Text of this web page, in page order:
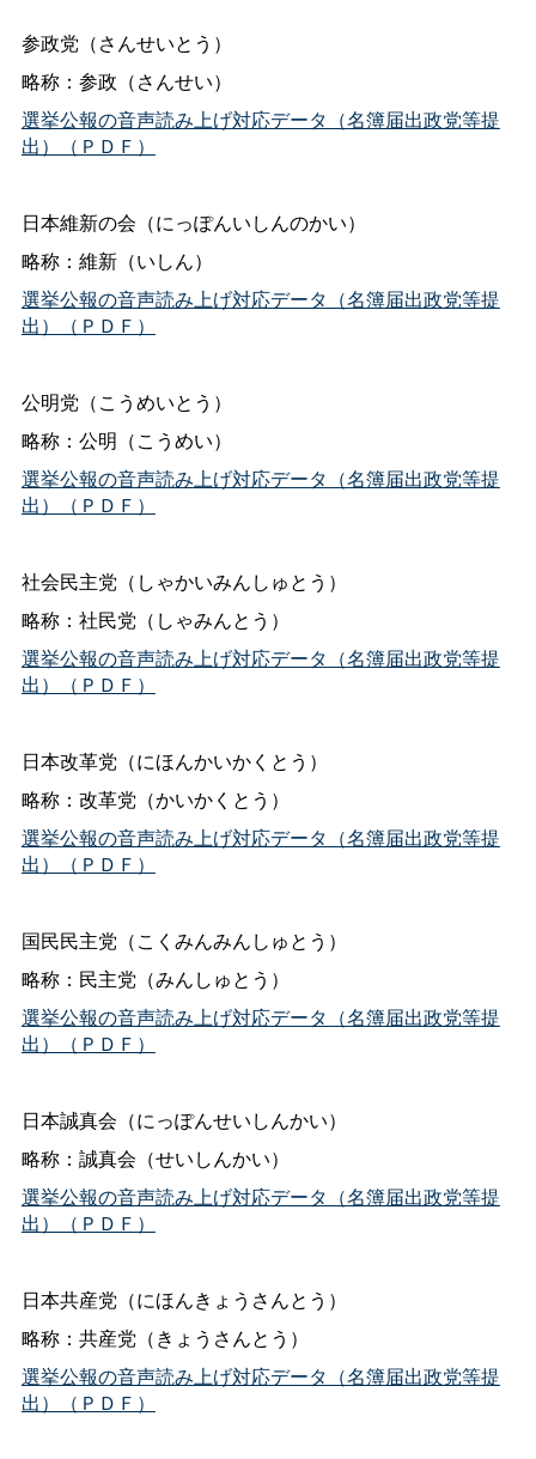
参政党（さんせいとう）
略称：参政（さんせい）
選挙公報の音声読み上げ対応データ（名簿届出政党等提
出）（ＰＤＦ）
日本維新の会（にっぽんいしんのかい）
略称：維新（いしん）
選挙公報の音声読み上げ対応データ（名簿届出政党等提
出）（ＰＤＦ）
公明党（こうめいとう）
略称：公明（こうめい）
選挙公報の音声読み上げ対応データ（名簿届出政党等提
出）（ＰＤＦ）
社会民主党（しゃかいみんしゅとう）
略称：社民党（しゃみんとう）
選挙公報の音声読み上げ対応データ（名簿届出政党等提
出）（ＰＤＦ）
日本改革党（にほんかいかくとう）
略称：改革党（かいかくとう）
選挙公報の音声読み上げ対応データ（名簿届出政党等提
出）（ＰＤＦ）
国民民主党（こくみんみんしゅとう）
略称：民主党（みんしゅとう）
選挙公報の音声読み上げ対応データ（名簿届出政党等提
出）（ＰＤＦ）
日本誠真会（にっぽんせいしんかい）
略称：誠真会（せいしんかい）
選挙公報の音声読み上げ対応データ（名簿届出政党等提
出）（ＰＤＦ）
日本共産党（にほんきょうさんとう）
略称：共産党（きょうさんとう）
選挙公報の音声読み上げ対応データ（名簿届出政党等提
出）（ＰＤＦ）